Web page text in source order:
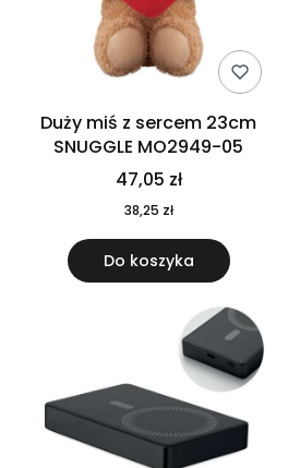
Duży miś z sercem 23cm
SNUGGLE MO2949-05
47,05 zł
38,25 zł
Do koszyka